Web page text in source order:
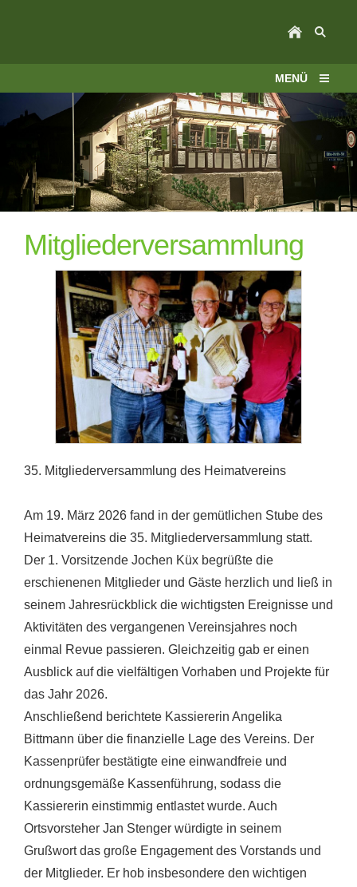
MENÜ
Mitgliederversammlung
35. Mitgliederversammlung des Heimatvereins
Am 19. März 2026 fand in der gemütlichen Stube des
Heimatvereins die 35. Mitgliederversammlung statt.
Der 1. Vorsitzende Jochen Küx begrüßte die
erschienenen Mitglieder und Gäste herzlich und ließ in
seinem Jahresrückblick die wichtigsten Ereignisse und
Aktivitäten des vergangenen Vereinsjahres noch
einmal Revue passieren. Gleichzeitig gab er einen
Ausblick auf die vielfältigen Vorhaben und Projekte für
das Jahr 2026.
Anschließend berichtete Kassiererin Angelika
Bittmann über die finanzielle Lage des Vereins. Der
Kassenprüfer bestätigte eine einwandfreie und
ordnungsgemäße Kassenführung, sodass die
Kassiererin einstimmig entlastet wurde. Auch
Ortsvorsteher Jan Stenger würdigte in seinem
Grußwort das große Engagement des Vorstands und
der Mitglieder. Er hob insbesondere den wichtigen